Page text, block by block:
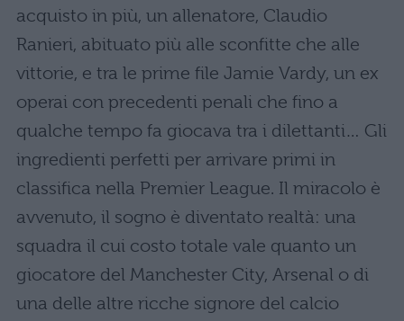
acquisto in più, un allenatore, Claudio
Ranieri, abituato più alle sconfitte che alle
vittorie, e tra le prime file Jamie Vardy, un ex
operai con precedenti penali che fino a
qualche tempo fa giocava tra i dilettanti… Gli
ingredienti perfetti per arrivare primi in
classifica nella Premier League. Il miracolo è
avvenuto, il sogno è diventato realtà: una
squadra il cui costo totale vale quanto un
giocatore del Manchester City, Arsenal o di
una delle altre ricche signore del calcio